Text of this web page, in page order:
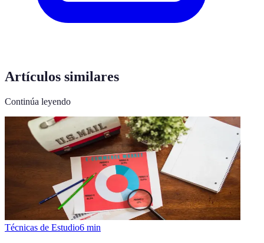
Artículos similares
Continúa leyendo
Técnicas de Estudio6 min